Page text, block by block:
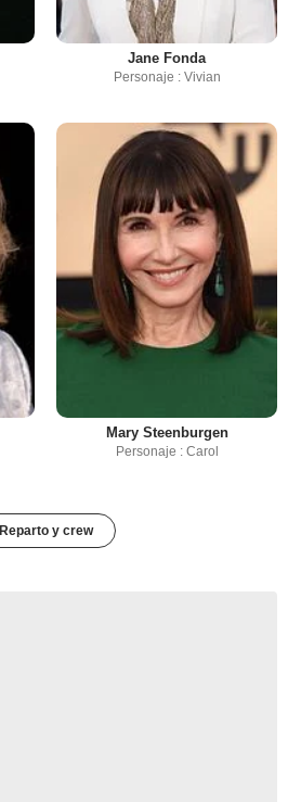
Jane Fonda
Personaje : Vivian
Mary Steenburgen
Personaje : Carol
Reparto y crew